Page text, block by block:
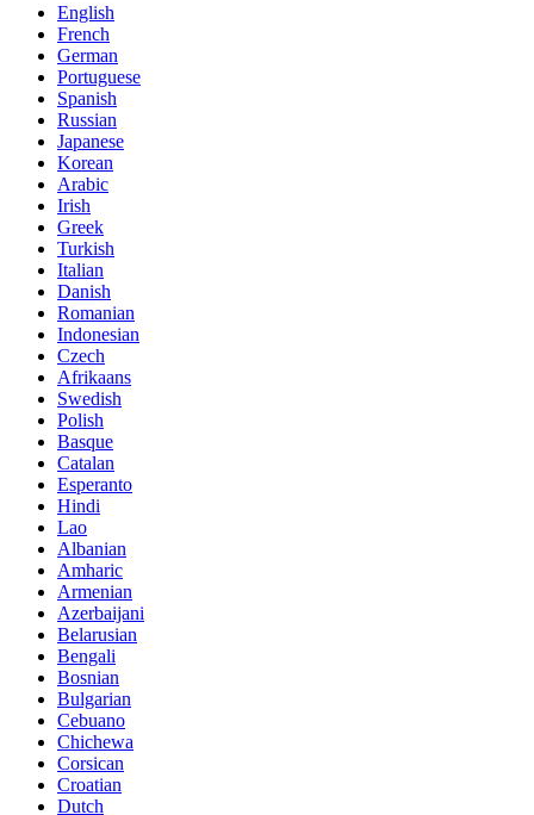
English
French
German
Portuguese
Spanish
Russian
Japanese
Korean
Arabic
Irish
Greek
Turkish
Italian
Danish
Romanian
Indonesian
Czech
Afrikaans
Swedish
Polish
Basque
Catalan
Esperanto
Hindi
Lao
Albanian
Amharic
Armenian
Azerbaijani
Belarusian
Bengali
Bosnian
Bulgarian
Cebuano
Chichewa
Corsican
Croatian
Dutch